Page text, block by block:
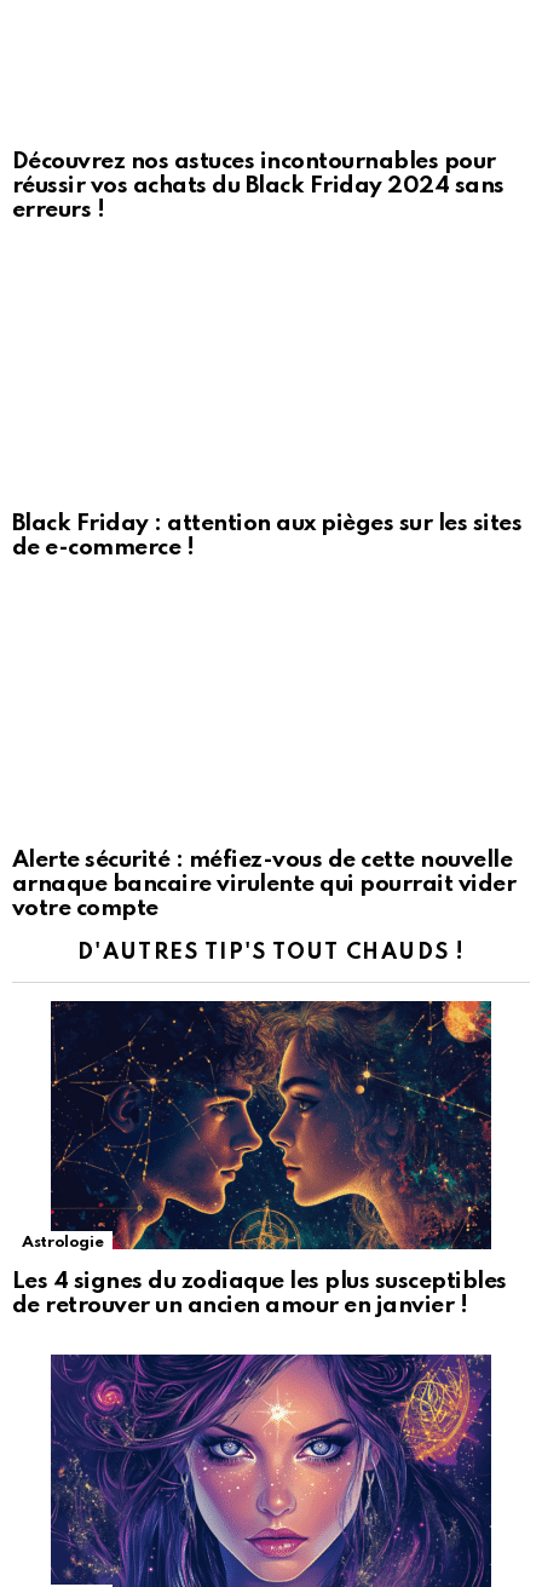
Découvrez nos astuces incontournables pour
réussir vos achats du Black Friday 2024 sans
erreurs !
Black Friday : attention aux pièges sur les sites
de e-commerce !
Alerte sécurité : méfiez-vous de cette nouvelle
arnaque bancaire virulente qui pourrait vider
votre compte
D'AUTRES TIP'S TOUT CHAUDS !
Astrologie
Les 4 signes du zodiaque les plus susceptibles
de retrouver un ancien amour en janvier !